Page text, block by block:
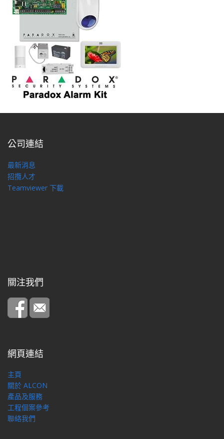
公司連結
最新消息
招攬人才
Teamviewer 下載
關注我們
網頁連結
主頁
關於 ALCON
產品及服務
工程個案參考
聯絡我們